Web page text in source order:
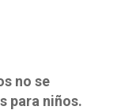
no se
para niños.